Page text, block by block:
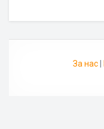
За нас|